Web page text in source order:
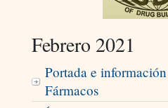
Febrero 2021
Portada e
Fármacos